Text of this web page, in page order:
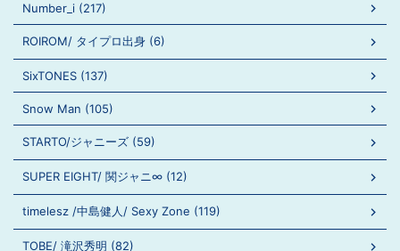
Number_i (217)
ROIROM/ タイプロ出身 (6)
SixTONES (137)
Snow Man (105)
STARTO/ジャニーズ (59)
SUPER EIGHT/ 関ジャニ∞ (12)
timelesz /中島健人/ Sexy Zone (119)
TOBE/ 滝沢秀明 (82)